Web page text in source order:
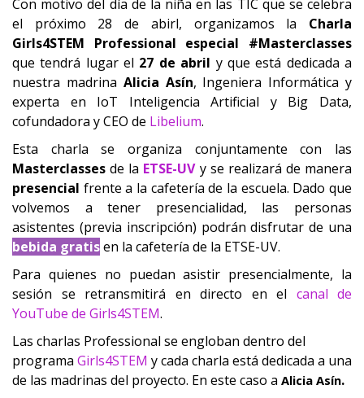
Con motivo del día de la niña en las TIC que se celebra
el próximo 28 de abirl, organizamos la Charla
Girls4STEM Professional especial #Masterclasses
que tendrá lugar el 27 de abril y que está dedicada a
nuestra madrina Alicia Asín, Ingeniera Informática y
experta en IoT Inteligencia Artificial y Big Data,
cofundadora y CEO de Libelium.
Esta charla se organiza conjuntamente con las
Masterclassesde la ETSE-UVy se realizará de manera
presencial frente a la cafetería de la escuela. Dado que
volvemos a tener presencialidad, las personas
asistentes (previa inscripción) podrán disfrutar de una
bebida gratisen la cafetería de la ETSE-UV.
Para quienes no puedan asistir presencialmente, la
sesión se retransmitirá en directo en el canal de
YouTube de Girls4STEM.
Las charlas Professional se engloban dentro del
programa Girls4STEM y cada charla está dedicada a una
de las madrinas del proyecto. En este caso a Alicia Asín.